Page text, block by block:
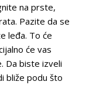
na prste,
Pazite da se
leđa. To će
će vas
Da biste izveli
bliže podu što